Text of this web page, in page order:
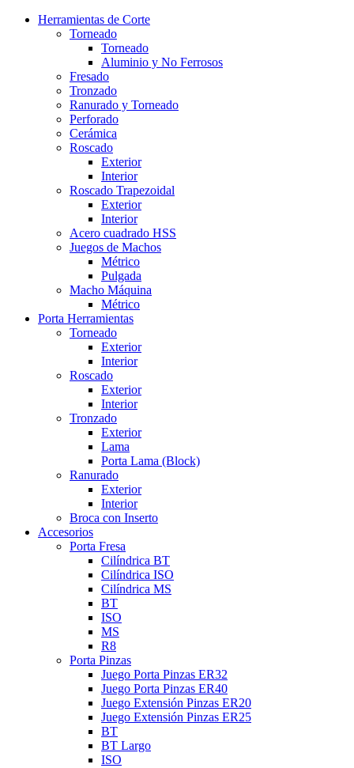
Herramientas de Corte
Torneado
Torneado
Aluminio y No Ferrosos
Fresado
Tronzado
Ranurado y Torneado
Perforado
Cerámica
Roscado
Exterior
Interior
Roscado Trapezoidal
Exterior
Interior
Acero cuadrado HSS
Juegos de Machos
Métrico
Pulgada
Macho Máquina
Métrico
Porta Herramientas
Torneado
Exterior
Interior
Roscado
Exterior
Interior
Tronzado
Exterior
Lama
Porta Lama (Block)
Ranurado
Exterior
Interior
Broca con Inserto
Accesorios
Porta Fresa
Cilíndrica BT
Cilíndrica ISO
Cilíndrica MS
BT
ISO
MS
R8
Porta Pinzas
Juego Porta Pinzas ER32
Juego Porta Pinzas ER40
Juego Extensión Pinzas ER20
Juego Extensión Pinzas ER25
BT
BT Largo
ISO